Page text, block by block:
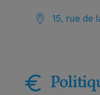
15, rue de